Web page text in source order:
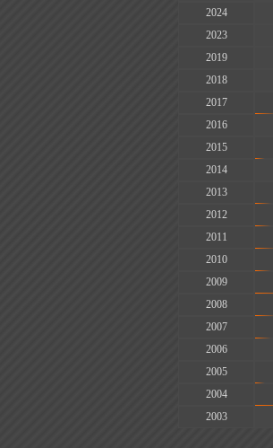
2024
2023
2019
2018
2017
2016
2015
2014
2013
2012
2011
2010
2009
2008
2007
2006
2005
2004
2003